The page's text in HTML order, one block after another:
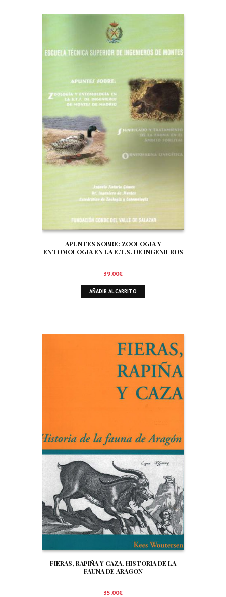
APUNTES SOBRE: ZOOLOGIA Y
ENTOMOLOGIA EN LA E.T.S. DE INGENIEROS
FORESTAL. ORNITOFAUNA CINEGETICA
39,00€
AÑADIR AL CARRITO
FIERAS, RAPIÑA Y CAZA. HISTORIA DE LA
FAUNA DE ARAGON
35,00€